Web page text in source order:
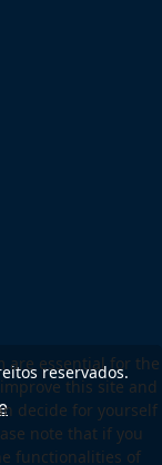
reservados.
are essential for the
this site and
decide for yourself
note that if you
functionalities of